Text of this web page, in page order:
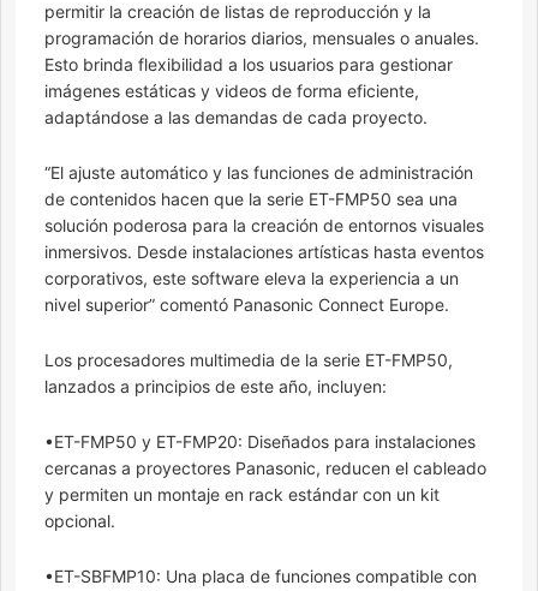
permitir la creación de listas de reproducción y la
programación de horarios diarios, mensuales o anuales.
Esto brinda flexibilidad a los usuarios para gestionar
imágenes estáticas y videos de forma eficiente,
adaptándose a las demandas de cada proyecto.
“El ajuste automático y las funciones de administración
de contenidos hacen que la serie ET-FMP50 sea una
solución poderosa para la creación de entornos visuales
inmersivos. Desde instalaciones artísticas hasta eventos
corporativos, este software eleva la experiencia a un
nivel superior” comentó Panasonic Connect Europe.
Los procesadores multimedia de la serie ET-FMP50,
lanzados a principios de este año, incluyen:
•ET-FMP50 y ET-FMP20: Diseñados para instalaciones
cercanas a proyectores Panasonic, reducen el cableado
y permiten un montaje en rack estándar con un kit
opcional.
•ET-SBFMP10: Una placa de funciones compatible con